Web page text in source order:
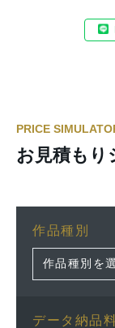
PRICE
お見積もり
作品種別
データ納品